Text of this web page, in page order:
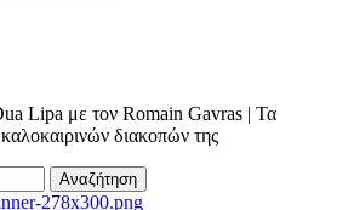
Lipa με τον Romain Gavras | Τα
διακοπών της